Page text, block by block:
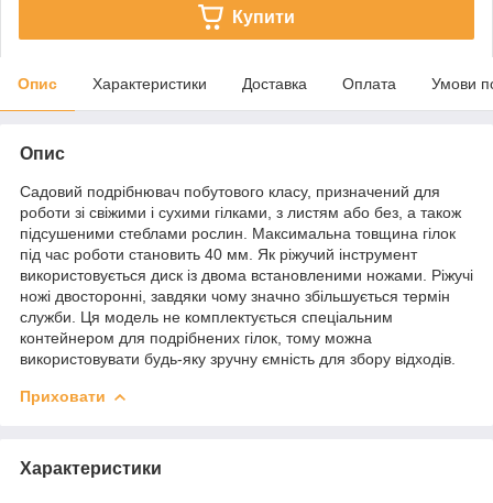
Купити
Опис Характеристики Доставка Оплата Умови
Опис
Садовий подрібнювач побутового класу, призначений для
роботи зі свіжими і сухими гілками, з листям або без, а також
підсушеними стеблами рослин. Максимальна товщина гілок
під час роботи становить 40 мм. Як ріжучий інструмент
використовується диск із двома встановленими ножами. Ріжучі
ножі двосторонні, завдяки чому значно збільшується термін
служби. Ця модель не комплектується спеціальним
контейнером для подрібнених гілок, тому можна
використовувати будь-яку зручну ємність для збору відходів.
Приховати
Характеристики